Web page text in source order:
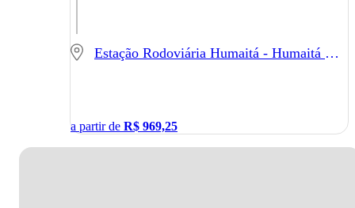
Estação Rodoviária Humaitá - Humaitá - AM
a partir de R$ 969,25